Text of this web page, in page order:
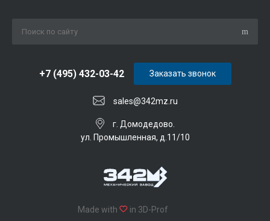
sales@342mz.ru
+7 (495) 432-03-42
г. Домодедово.
ул. Промышленная, д.11/10
Заказать звонок
Made with in 3D-Prof